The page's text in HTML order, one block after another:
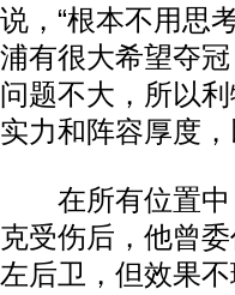
说，“根本不用思
浦有很大希望夺
问题不大，所以
实力和阵容厚度，
在所有位置中
克受伤后，他曾
左后卫，但效果